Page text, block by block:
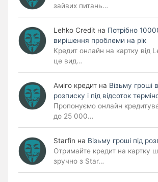
зайвих питань…
Lehko Сredit на Потрібно
вирішення проблеми на рік
Кредит онлайн на картку від
це вид…
Аміго кредит на Візьму гроші
розписку і під відсоток
Пропонуємо онлайн
до 25 000…
Starfin на Візьму гроші під
Отримайте кредит на картку
зручно з Star…